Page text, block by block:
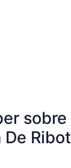
sobre
De